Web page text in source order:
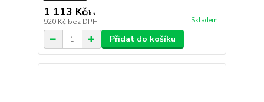
1 113 Kč/ks
920 Kč bez DPH Skladem
Přidat do košíku